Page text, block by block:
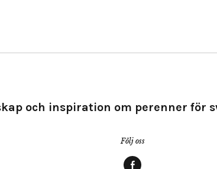
och inspiration om perenner för
Följ oss